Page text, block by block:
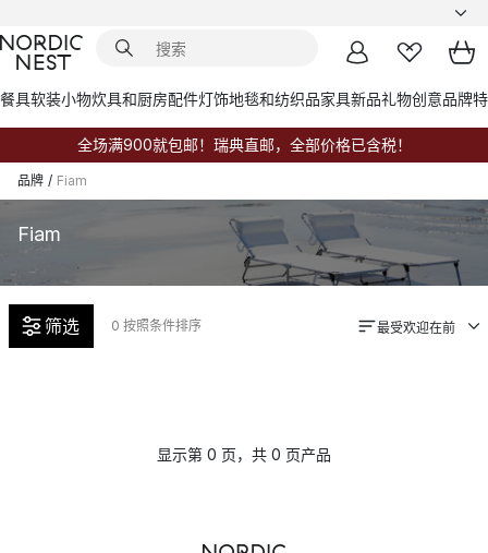
餐具软装小物炊具和厨房配件灯饰地毯和纺织品家具新品礼物创意品牌
全场满900就包邮！瑞典直邮，全部价格已含税！
品牌 / Fiam
Fiam
筛选 0 按照条件排序 最受欢迎在前
显示第 0 页，共 0 页产品